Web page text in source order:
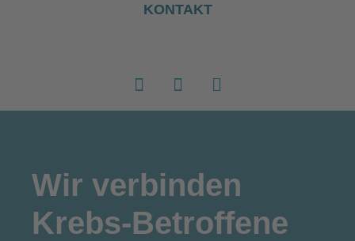
KONTAKT
Wir verbinden
Krebs-Betroffene